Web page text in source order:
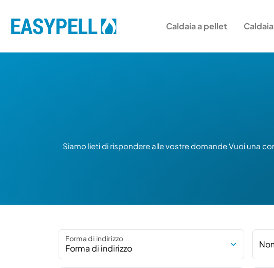
Caldaia a pellet
Siamo lieti di rispondere alle vostre domande Vuoi una
Forma di indirizzo